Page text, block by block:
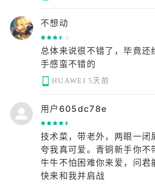
不想动
总体来说很不错了，毕竟还
手感蛮不错的
HUAWEI 5天前
用户605dc78e
技术菜，带老外，两眼一闭
夸我真可爱。青铜新手你不
牛牛不怕困难你来爱，问君
快来和我并肩战